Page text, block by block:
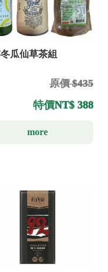
瓜仙草茶組
原價 $435
特價NT$ 388
more